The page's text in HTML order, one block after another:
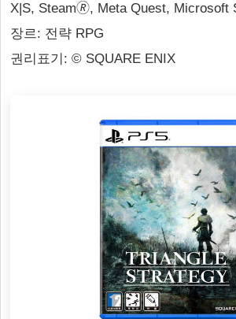
X|S, Steam🄬, Meta Quest, Microsoft
장르: 전략 RPG
권리표기: © SQUARE ENIX